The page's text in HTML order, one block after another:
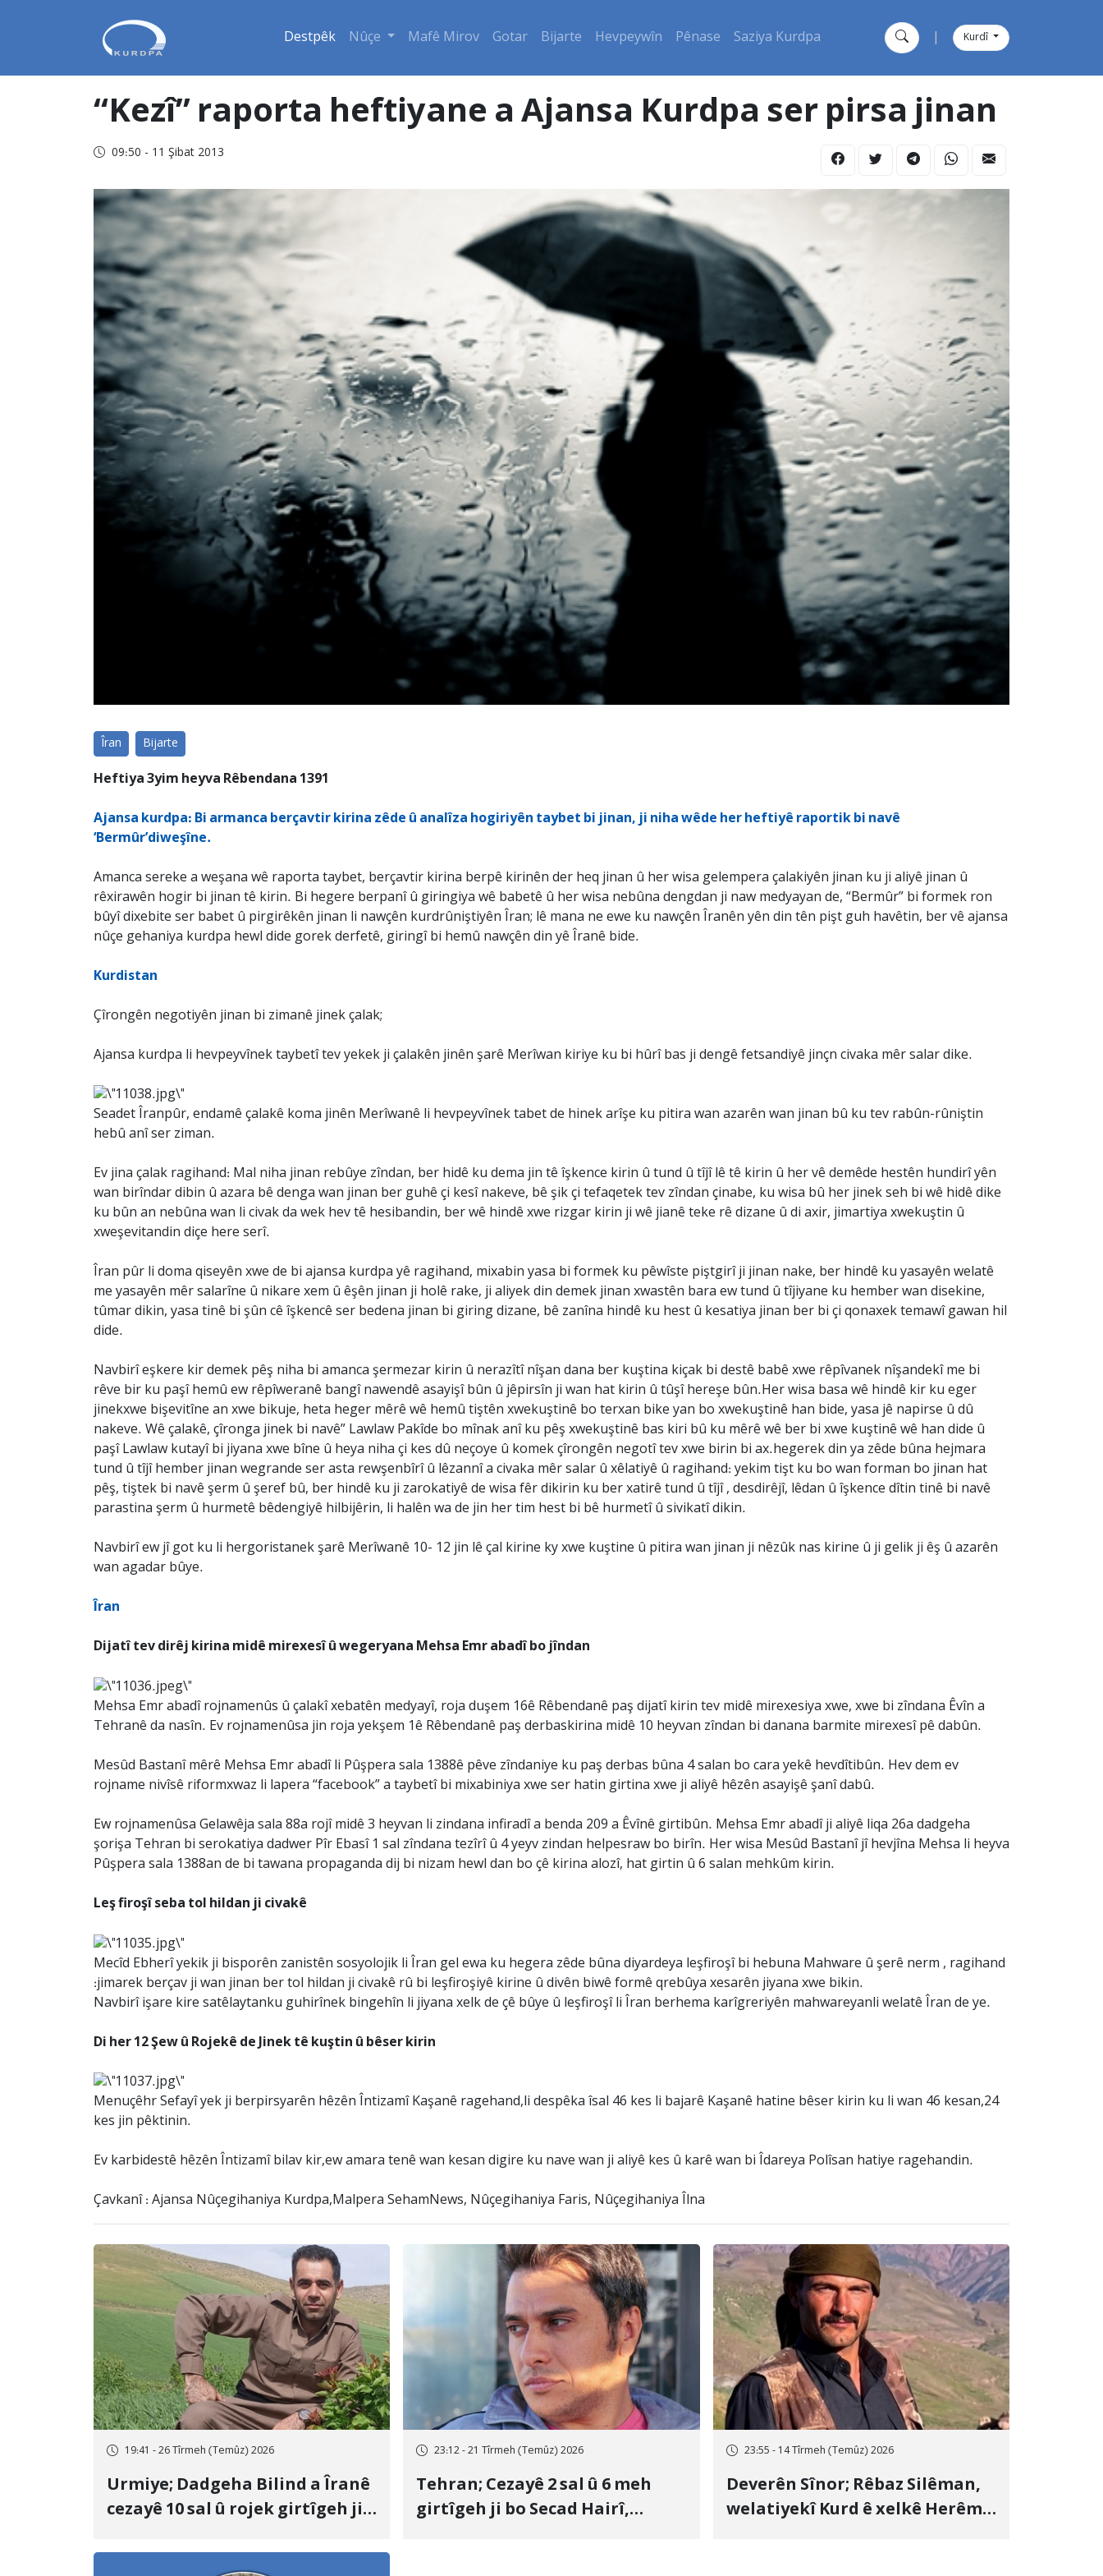
Destpêk Nûçe Mafê Mirov Gotar Bijarte Hevpeywîn Pênase Saziya Kurdpa Kurdî
“Kezî” raporta heftiyane a Ajansa Kurdpa ser pirsa jinan
09:50 - 11 Şibat 2013
Îran Bijarte
Heftiya 3yim heyva Rêbendana 1391
Ajansa kurdpa: Bi armanca berçavtir kirina zêde û analîza hogiriyên taybet bi jinan, ji niha wêde her heftiyê raportik bi navê
‘Bermûr’diweşîne.
Amanca sereke a weşana wê raporta taybet, berçavtir kirina berpê kirinên der heq jinan û her wisa gelempera çalakiyên jinan ku ji aliyê jinan û
rêxirawên hogir bi jinan tê kirin. Bi hegere berpanî û giringiya wê babetê û her wisa nebûna dengdan ji naw medyayan de, “Bermûr” bi formek ron
bûyî dixebite ser babet û pirgirêkên jinan li nawçên kurdrûniştiyên Îran; lê mana ne ewe ku nawçên Îranên yên din tên pişt guh havêtin, ber vê ajansa
nûçe gehaniya kurdpa hewl dide gorek derfetê, giringî bi hemû nawçên din yê Îranê bide.
Kurdistan
Çîrongên negotiyên jinan bi zimanê jinek çalak;
Ajansa kurdpa li hevpeyvînek taybetî tev yekek ji çalakên jinên şarê Merîwan kiriye ku bi hûrî bas ji dengê fetsandiyê jinçn civaka mêr salar dike.
Seadet Îranpûr, endamê çalakê koma jinên Merîwanê li hevpeyvînek tabet de hinek arîşe ku pitira wan azarên wan jinan bû ku tev rabûn-rûniştin
hebû anî ser ziman.
Ev jina çalak ragihand: Mal niha jinan rebûye zîndan, ber hidê ku dema jin tê îşkence kirin û tund û tîjî lê tê kirin û her vê demêde hestên hundirî yên
wan birîndar dibin û azara bê denga wan jinan ber guhê çi kesî nakeve, bê şik çi tefaqetek tev zîndan çinabe, ku wisa bû her jinek seh bi wê hidê dike
ku bûn an nebûna wan li civak da wek hev tê hesibandin, ber wê hindê xwe rizgar kirin ji wê jianê teke rê dizane û di axir, jimartiya xwekuştin û
xweşevitandin diçe here serî.
Îran pûr li doma qiseyên xwe de bi ajansa kurdpa yê ragihand, mixabin yasa bi formek ku pêwîste piştgirî ji jinan nake, ber hindê ku yasayên welatê
me yasayên mêr salarîne û nikare xem û êşên jinan ji holê rake, ji aliyek din demek jinan xwastên bara ew tund û tîjiyane ku hember wan disekine,
tûmar dikin, yasa tinê bi şûn cê îşkencê ser bedena jinan bi giring dizane, bê zanîna hindê ku hest û kesatiya jinan ber bi çi qonaxek temawî gawan hil
dide.
Navbirî eşkere kir demek pêş niha bi amanca şermezar kirin û nerazîtî nîşan dana ber kuştina kiçak bi destê babê xwe rêpîvanek nîşandekî me bi
rêve bir ku paşî hemû ew rêpîweranê bangî nawendê asayişî bûn û jêpirsîn ji wan hat kirin û tûşî hereşe bûn.Her wisa basa wê hindê kir ku eger
jinekxwe bişevitîne an xwe bikuje, heta heger mêrê wê hemû tiştên xwekuştinê bo terxan bike yan bo xwekuştinê han bide, yasa jê napirse û dû
nakeve. Wê çalakê, çîronga jinek bi navê” Lawlaw Pakîde bo mînak anî ku pêş xwekuştinê bas kiri bû ku mêrê wê ber bi xwe kuştinê wê han dide û
paşî Lawlaw kutayî bi jiyana xwe bîne û heya niha çi kes dû neçoye û komek çîrongên negotî tev xwe birin bi ax.hegerek din ya zêde bûna hejmara
tund û tîjî hember jinan wegrande ser asta rewşenbîrî û lêzannî a civaka mêr salar û xêlatiyê û ragihand: yekim tişt ku bo wan forman bo jinan hat
pêş, tiştek bi navê şerm û şeref bû, ber hindê ku ji zarokatiyê de wisa fêr dikirin ku ber xatirê tund û tîjî , desdirêjî, lêdan û îşkence dîtin tinê bi navê
parastina şerm û hurmetê bêdengiyê hilbijêrin, li halên wa de jin her tim hest bi bê hurmetî û sivikatî dikin.
Navbirî ew jî got ku li hergoristanek şarê Merîwanê 10- 12 jin lê çal kirine ky xwe kuştine û pitira wan jinan ji nêzûk nas kirine û ji gelik ji êş û azarên
wan agadar bûye.
Îran
Dijatî tev dirêj kirina midê mirexesî û wegeryana Mehsa Emr abadî bo jîndan
Mehsa Emr abadî rojnamenûs û çalakî xebatên medyayî, roja duşem 16ê Rêbendanê paş dijatî kirin tev midê mirexesiya xwe, xwe bi zîndana Êvîn a
Tehranê da nasîn. Ev rojnamenûsa jin roja yekşem 1ê Rêbendanê paş derbaskirina midê 10 heyvan zîndan bi danana barmite mirexesî pê dabûn.
Mesûd Bastanî mêrê Mehsa Emr abadî li Pûşpera sala 1388ê pêve zîndaniye ku paş derbas bûna 4 salan bo cara yekê hevdîtibûn. Hev dem ev
rojname nivîsê riformxwaz li lapera “facebook” a taybetî bi mixabiniya xwe ser hatin girtina xwe ji aliyê hêzên asayişê şanî dabû.
Ew rojnamenûsa Gelawêja sala 88a rojî midê 3 heyvan li zindana infiradî a benda 209 a Êvînê girtibûn. Mehsa Emr abadî ji aliyê liqa 26a dadgeha
şorişa Tehran bi serokatiya dadwer Pîr Ebasî 1 sal zîndana tezîrî û 4 yeyv zindan helpesraw bo birîn. Her wisa Mesûd Bastanî jî hevjîna Mehsa li heyva
Pûşpera sala 1388an de bi tawana propaganda dij bi nizam hewl dan bo çê kirina alozî, hat girtin û 6 salan mehkûm kirin.
Leş firoşî seba tol hildan ji civakê
Mecîd Ebherî yekik ji bisporên zanistên sosyolojik li Îran gel ewa ku hegera zêde bûna diyardeya leşfiroşî bi hebuna Mahware û şerê nerm , ragihand
:jimarek berçav ji wan jinan ber tol hildan ji civakê rû bi leşfiroşiyê kirine û divên biwê formê qrebûya xesarên jiyana xwe bikin.
Navbirî işare kire satêlaytanku guhirînek bingehîn li jiyana xelk de çê bûye û leşfiroşî li Îran berhema karîgreriyên mahwareyanli welatê Îran de ye.
Di her 12 Şew û Rojekê de Jinek tê kuştin û bêser kirin
Menuçêhr Sefayî yek ji berpirsyarên hêzên Întizamî Kaşanê ragehand,li despêka îsal 46 kes li bajarê Kaşanê hatine bêser kirin ku li wan 46 kesan,24
kes jin pêktinin.
Ev karbidestê hêzên Întizamî bilav kir,ew amara tenê wan kesan digire ku nave wan ji aliyê kes û karê wan bi Îdareya Polîsan hatiye ragehandin.
Çavkanî : Ajansa Nûçegihaniya Kurdpa,Malpera SehamNews, Nûçegihaniya Faris, Nûçegihaniya Îlna
19:41 - 26 Tîrmeh (Temûz) 2026
Urmiye; Dadgeha Bilind a Îranê
cezayê 10 sal û rojek girtîgeh ji
23:12 - 21 Tîrmeh (Temûz) 2026
Tehran; Cezayê 2 sal û 6 meh
girtîgeh ji bo Secad Hairî,
23:55 - 14 Tîrmeh (Temûz) 2026
Deverên Sînor; Rêbaz Silêman,
welatiyekî Kurd ê xelkê Herêma